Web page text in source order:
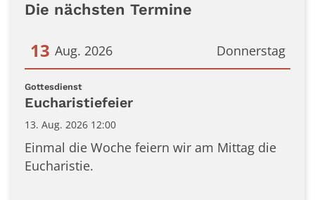
Die nächsten Termine
Donnerstag
13 Aug. 2026
Datum: 13. August 2026
Gottesdienst:
Eucharistiefeier
13. Aug. 2026 12:00
Einmal die Woche feiern wir am Mittag die
Eucharistie.